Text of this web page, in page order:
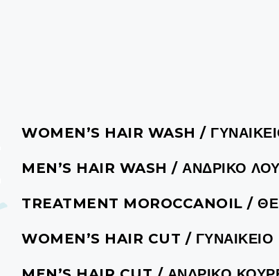
WOMEN’S HAIR WASH /
MEN’S HAIR WASH / ΑΝΔΡΙΚΟ
TREATMENT MOROCCANOIL /
WOMEN’S HAIR CUT /